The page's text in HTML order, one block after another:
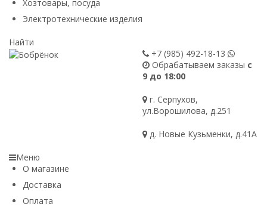
Хозтовары, посуда
Электротехнические изделия
Найти
+7 (985) 492-18-13
Обрабатываем заказы с
9 до 18:00
г. Серпухов,
ул.Ворошилова, д.251
д. Новые Кузьменки, д.41А
Меню
О магазине
Доставка
Оплата